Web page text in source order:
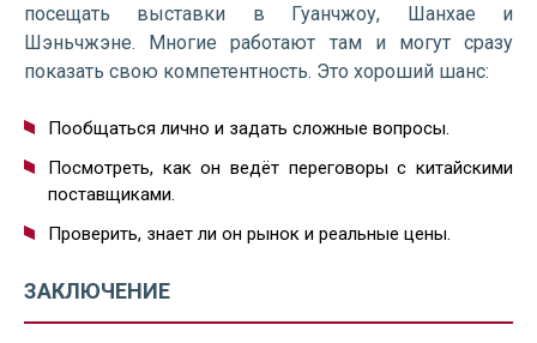
посещать выставки в Гуанчжоу, Шанхае и
Шэньчжэне. Многие работают там и могут сразу
показать свою компетентность. Это хороший шанс:
Пообщаться лично и задать сложные вопросы.
Посмотреть, как он ведёт переговоры с китайскими
поставщиками.
Проверить, знает ли он рынок и реальные цены.
ЗАКЛЮЧЕНИЕ